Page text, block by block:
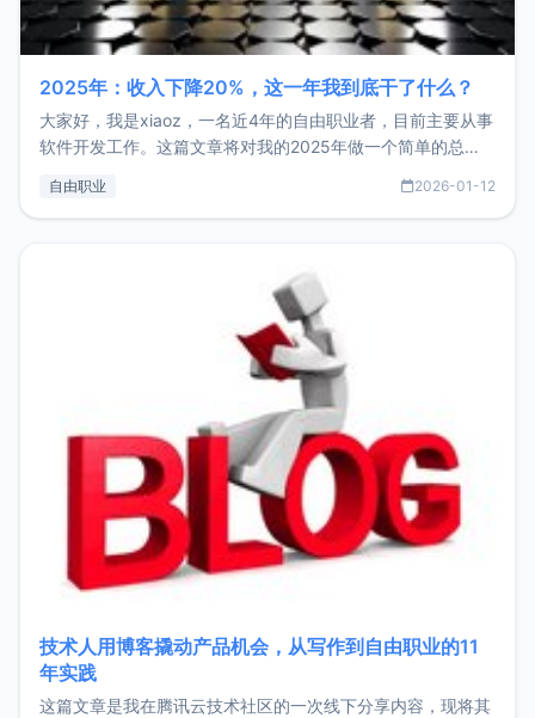
2025年：收入下降20%，这一年我到底干了什么？
大家好，我是xiaoz，一名近4年的自由职业者，目前主要从事
软件开发工作。这篇文章将对我的2025年做一个简单的总
收入下降20%，但却过得很充实，2026年不求突破，但求保
自由职业 2026-01-12
技术人用博客撬动产品机会，从写作到自由职业的11
年实践
这篇文章是我在腾讯云技术社区的一次线下分享内容，现将其